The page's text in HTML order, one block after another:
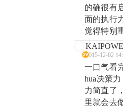
的确很有
面的执行
觉得特别
2015-12-02
一口气看
hua决策
力简直了
里就会去